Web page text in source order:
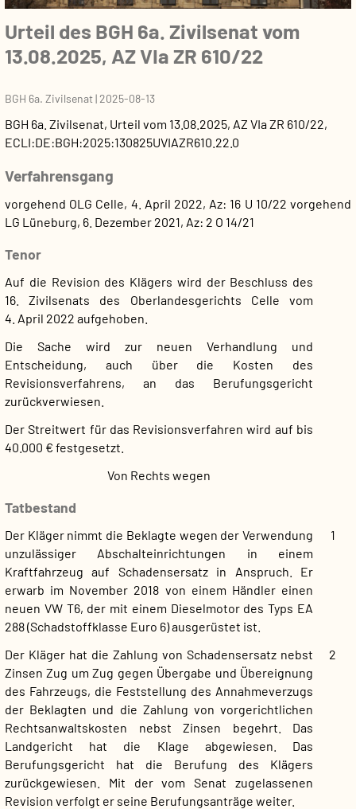
Urteil des BGH 6a. Zivilsenat vom
13.08.2025, AZ VIa ZR 610/22
BGH 6a. Zivilsenat|2025-08-13
BGH 6a. Zivilsenat, Urteil vom 13.08.2025, AZ VIa ZR 610/22,
ECLI:DE:BGH:2025:130825UVIAZR610.22.0
Verfahrensgang
vorgehend OLG Celle, 4. April 2022, Az: 16 U 10/22 vorgehend
LG Lüneburg, 6. Dezember 2021, Az: 2 O 14/21
Tenor
Auf die Revision des Klägers wird der Beschluss des
16. Zivilsenats des Oberlandesgerichts Celle vom
4. April 2022 aufgehoben.
Die Sache wird zur neuen Verhandlung und
Entscheidung, auch über die Kosten des
Revisionsverfahrens, an das Berufungsgericht
zurückverwiesen.
Der Streitwert für das Revisionsverfahren wird auf bis
40.000 € festgesetzt.
Von Rechts wegen
Tatbestand
1
Der Kläger nimmt die Beklagte wegen der Verwendung
unzulässiger Abschalteinrichtungen in einem
Kraftfahrzeug auf Schadensersatz in Anspruch. Er
erwarb im November 2018 von einem Händler einen
neuen VW T6, der mit einem Dieselmotor des Typs EA
288 (Schadstoffklasse Euro 6) ausgerüstet ist.
2
Der Kläger hat die Zahlung von Schadensersatz nebst
Zinsen Zug um Zug gegen Übergabe und Übereignung
des Fahrzeugs, die Feststellung des Annahmeverzugs
der Beklagten und die Zahlung von vorgerichtlichen
Rechtsanwaltskosten nebst Zinsen begehrt. Das
Landgericht hat die Klage abgewiesen. Das
Berufungsgericht hat die Berufung des Klägers
zurückgewiesen. Mit der vom Senat zugelassenen
Revision verfolgt er seine Berufungsanträge weiter.